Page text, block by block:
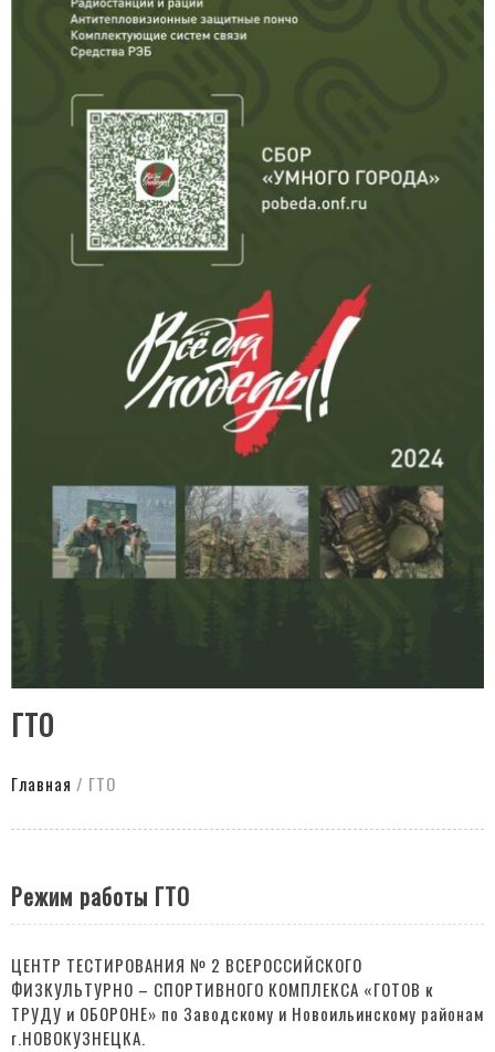
ГТО
Главная / ГТО
Режим работы ГТО
ЦЕНТР ТЕСТИРОВАНИЯ № 2 ВСЕРОССИЙСКОГО
ФИЗКУЛЬТУРНО – СПОРТИВНОГО КОМПЛЕКСА «ГОТОВ к
ТРУДУ и ОБОРОНЕ» по Заводскому и Новоильинскому районам
г.НОВОКУЗНЕЦКА.